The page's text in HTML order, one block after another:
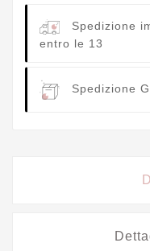
Spedizione
entro le 13
Spedizione